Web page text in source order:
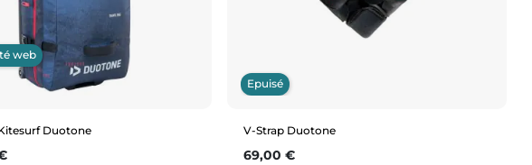
web
Duotone
Epuisé
V-Strap Duotone
Prix
69,00 €